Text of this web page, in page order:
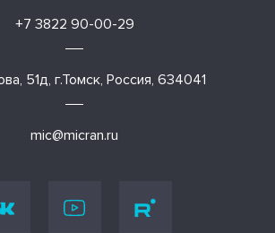
+7 3822 90-00-29
mic@micran.ru
51д, г.Томск, Россия, 634041